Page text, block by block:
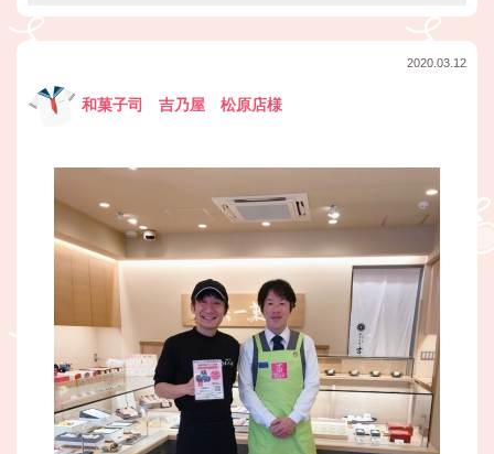
2020.03.12
和菓子司 吉乃屋 松原店様